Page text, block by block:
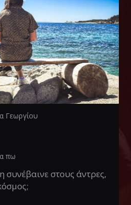
Γεωργίου
πω
στους άντρες,